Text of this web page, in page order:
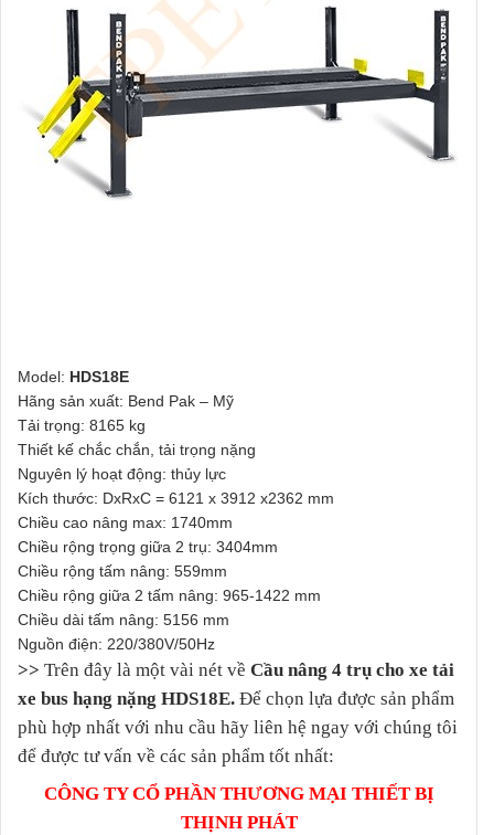
Model: HDS18E
Hãng sản xuất: Bend Pak – Mỹ
Tải trọng: 8165 kg
Thiết kế chắc chắn, tải trọng nặng
Nguyên lý hoạt động: thủy lực
Kích thước: DxRxC = 6121 x 3912 x2362 mm
Chiều cao nâng max: 1740mm
Chiều rộng trọng giữa 2 trụ: 3404mm
Chiều rộng tấm nâng: 559mm
Chiều rộng giữa 2 tấm nâng: 965-1422 mm
Chiều dài tấm nâng: 5156 mm
Nguồn điện: 220/380V/50Hz
>> Trên đây là một vài nét về Cầu nâng 4 trụ cho xe tải
xe bus hạng nặng HDS18E. Để chọn lựa được sản phẩm
phù hợp nhất với nhu cầu hãy liên hệ ngay với chúng tôi
để được tư vấn về các sản phẩm tốt nhất:
CÔNG TY CỔ PHẦN THƯƠNG MẠI THIẾT BỊ
THỊNH PHÁT